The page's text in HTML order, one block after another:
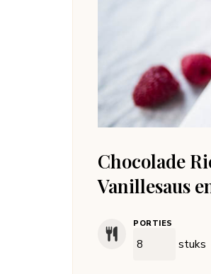
Chocolade
Vanillesaus
PORTIES
stuks